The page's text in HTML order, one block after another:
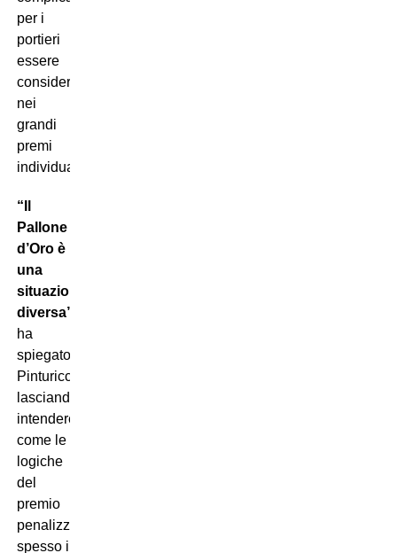
per i
portieri
essere
considerati
nei
grandi
premi
individuali:
“Il
Pallone
d’Oro è
una
situazione
diversa”
ha
spiegato
Pinturicchio,
lasciando
intendere
come le
logiche
del
premio
penalizzino
spesso i